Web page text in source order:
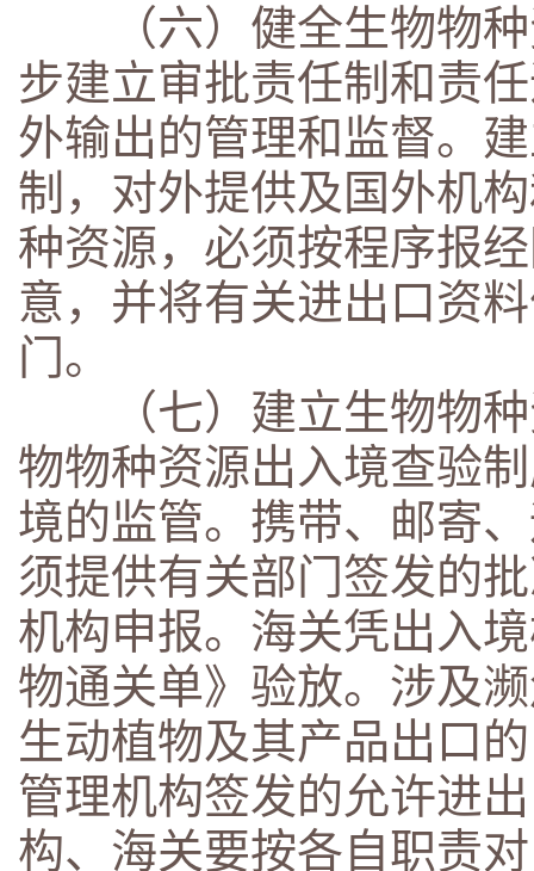
（六）健全生物物种
步建立审批责任制和责
外输出的管理和监督。
制，对外提供及国外机
种资源，必须按程序报
意，并将有关进出口资
门。
（七）建立生物物种
物物种资源出入境查验
境的监管。携带、邮寄
须提供有关部门签发的
机构申报。海关凭出入
物通关单》验放。涉及
生动植物及其产品出口
管理机构签发的允许进
构、海关要按各自职责